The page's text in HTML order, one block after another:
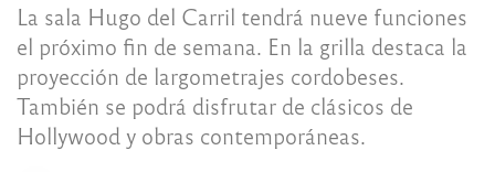
La sala Hugo del Carril tendrá nueve funciones
el próximo fin de semana. En la grilla destaca la
proyección de largometrajes cordobeses.
También se podrá disfrutar de clásicos de
Hollywood y obras contemporáneas.